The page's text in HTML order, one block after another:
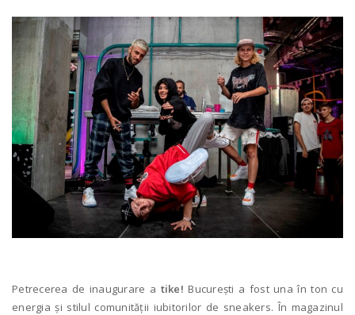
Petrecerea de inaugurare a tike! București a fost una în ton cu
energia și stilul comunității iubitorilor de sneakers. În magazinul